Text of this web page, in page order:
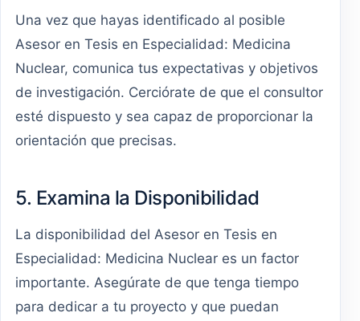
Una vez que hayas identificado al posible
Asesor en Tesis en Especialidad: Medicina
Nuclear, comunica tus expectativas y objetivos
de investigación. Cerciórate de que el consultor
esté dispuesto y sea capaz de proporcionar la
orientación que precisas.
5. Examina la Disponibilidad
La disponibilidad del Asesor en Tesis en
Especialidad: Medicina Nuclear es un factor
importante. Asegúrate de que tenga tiempo
para dedicar a tu proyecto y que puedan